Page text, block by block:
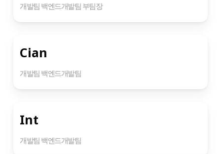
개발팀 백엔드개발팀 부팀장
Cian
개발팀 백엔드개발팀
Int
개발팀 백엔드개발팀